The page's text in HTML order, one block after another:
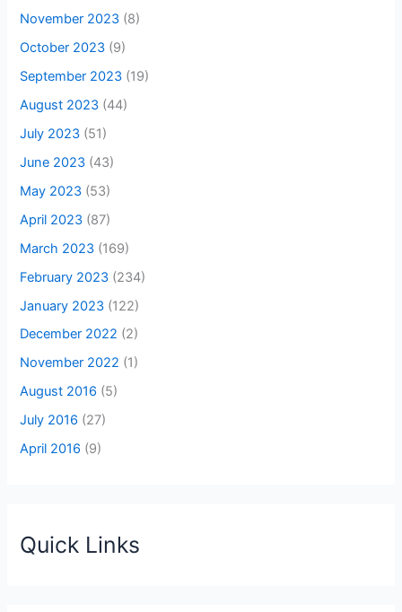
November 2023 (8)
October 2023 (9)
September 2023 (19)
August 2023 (44)
July 2023 (51)
June 2023 (43)
May 2023 (53)
April 2023 (87)
March 2023 (169)
February 2023 (234)
January 2023 (122)
December 2022 (2)
November 2022 (1)
August 2016 (5)
July 2016 (27)
April 2016 (9)
Quick Links